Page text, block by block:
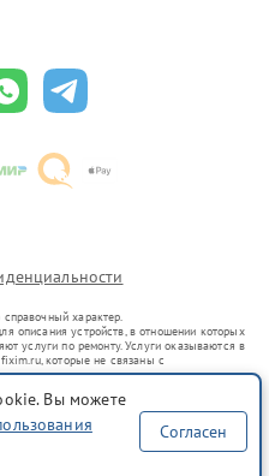
характер.
описания устройств, в отношении которых
услуги по ремонту. Услуги оказываются в
которые не связаны с
представителями.
в гражданский оборот в соответствии
индивидуализации услуг или введения
о предоставляемых услугах по
публичной офертой, определяемой
Вы можете
Согласен